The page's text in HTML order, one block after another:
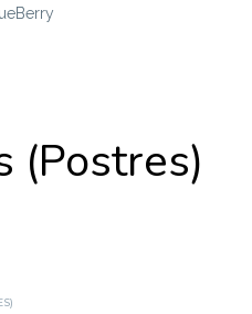
(Postres)